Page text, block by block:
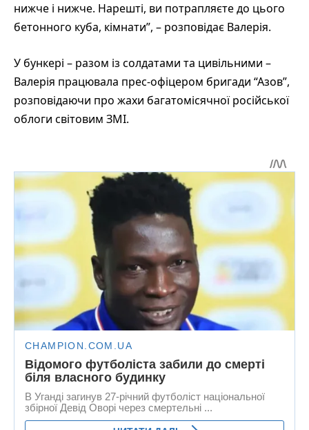
нижче і нижче. Нарешті, ви потрапляєте до цього
бетонного куба, кімнати”, – розповідає Валерія.
У бункері – разом із солдатами та цивільними –
Валерія працювала прес-офіцером бригади “Азов”,
розповідаючи про жахи багатомісячної російської
облоги світовим ЗМІ.